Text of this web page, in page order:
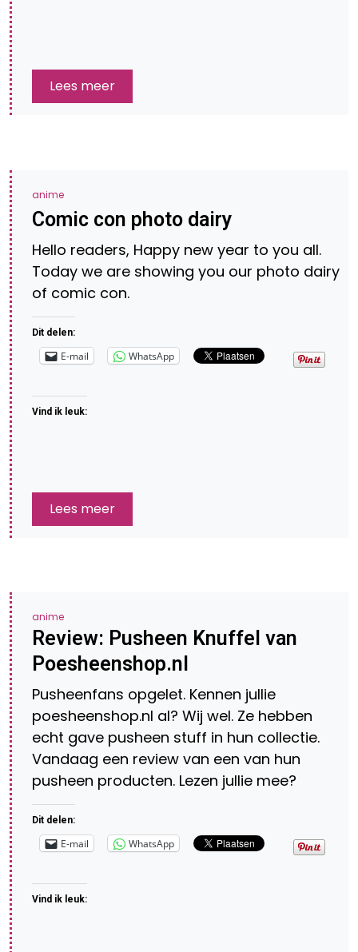
Lees meer
anime
Comic con photo dairy
Hello readers, Happy new year to you all.
Today we are showing you our photo dairy
of comic con.
Dit delen:
E-mail WhatsApp
Vind ik leuk:
Lees meer
anime
Review: Pusheen Knuffel van
Poesheenshop.nl
Pusheenfans opgelet. Kennen jullie
poesheenshop.nl al? Wij wel. Ze hebben
echt gave pusheen stuff in hun collectie.
Vandaag een review van een van hun
pusheen producten. Lezen jullie mee?
Dit delen:
E-mail WhatsApp
Vind ik leuk: